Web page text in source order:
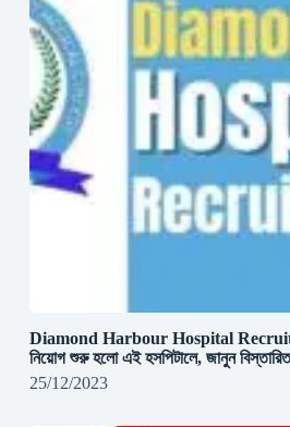
Diamond Harbour Hospital
নিয়োগ শুরু হলো এই হসপিটালে, জানুন
25/12/2023